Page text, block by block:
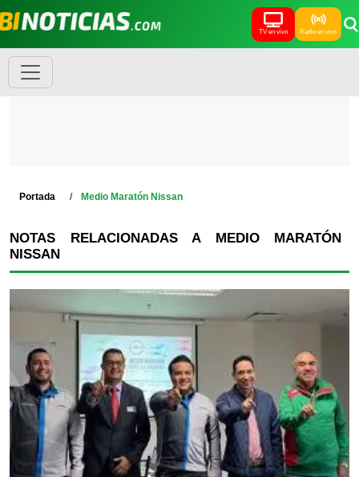
TV en vivo Radio en vivo
Portada Medio Maratón Nissan
NOTAS RELACIONADAS A MEDIO MARATÓN
NISSAN